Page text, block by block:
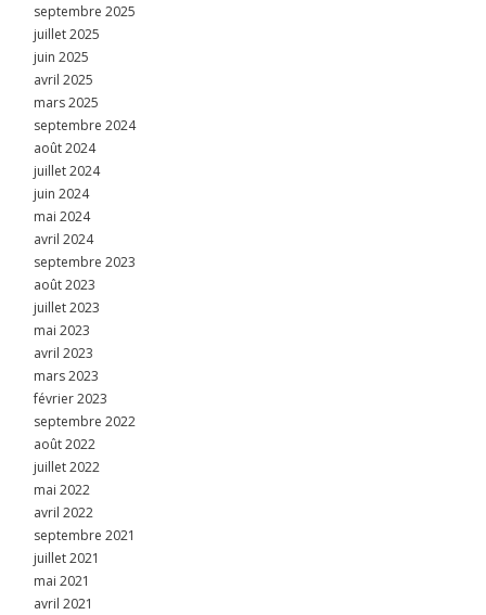
septembre 2025
juillet 2025
juin 2025
avril 2025
mars 2025
septembre 2024
août 2024
juillet 2024
juin 2024
mai 2024
avril 2024
septembre 2023
août 2023
juillet 2023
mai 2023
avril 2023
mars 2023
février 2023
septembre 2022
août 2022
juillet 2022
mai 2022
avril 2022
septembre 2021
juillet 2021
mai 2021
avril 2021